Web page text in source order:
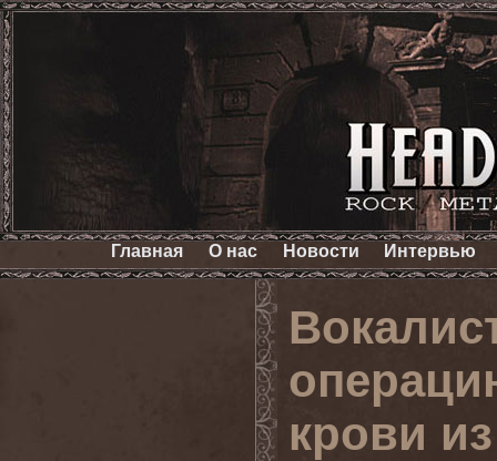
Главная О нас Новости Интервью
крови